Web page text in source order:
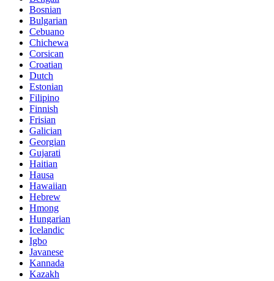
Bosnian
Bulgarian
Cebuano
Chichewa
Corsican
Croatian
Dutch
Estonian
Filipino
Finnish
Frisian
Galician
Georgian
Gujarati
Haitian
Hausa
Hawaiian
Hebrew
Hmong
Hungarian
Icelandic
Igbo
Javanese
Kannada
Kazakh